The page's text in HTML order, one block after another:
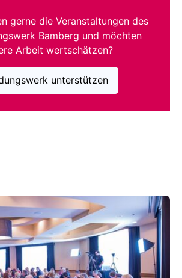
gerne die Veranstaltungen des
Bamberg und möchten
Arbeit wertschätzen?
unterstützen